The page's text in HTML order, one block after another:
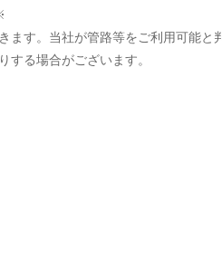
ます。当社が管路等をご利用可能と
る場合がございます。